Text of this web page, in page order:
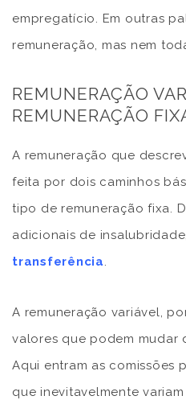
empregatício. Em outras
remuneração, mas nem
REMUNERAÇÃO
REMUNERAÇÃO
A remuneração que
feita por dois caminhos
tipo de remuneração fixa.
adicionais de
transferência.
A remuneração variável,
valores que podem mudar
Aqui entram as comissões
que inevitavelmente